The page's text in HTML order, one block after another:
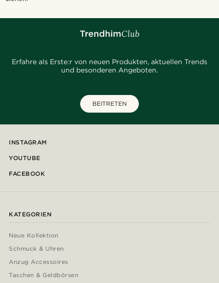
Erfahre als Erste:r von neuen Produkten, aktuellen Trends
und besonderen Angeboten.
BEITRETEN
INSTAGRAM
YOUTUBE
FACEBOOK
KATEGORIEN
Neue Kollektion
Schmuck & Uhren
Anzug Accessoires
Taschen & Geldbörsen